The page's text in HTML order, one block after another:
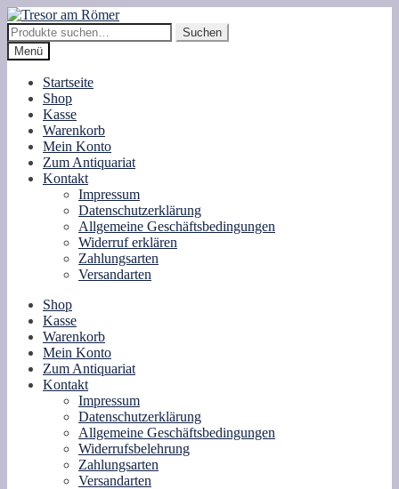
Zur
Navigation
springen
Zum
Inhalt
springen
Suche
nach:
Suchen
Menü
Startseite
Shop
Kasse
Warenkorb
Mein Konto
Zum Antiquariat
Kontakt
Impressum
Datenschutzerklärung
Allgemeine Geschäftsbedingungen
Widerruf erklären
Zahlungsarten
Versandarten
Shop
Kasse
Warenkorb
Mein Konto
Zum Antiquariat
Kontakt
Impressum
Datenschutzerklärung
Allgemeine Geschäftsbedingungen
Widerrufsbelehrung
Zahlungsarten
Versandarten